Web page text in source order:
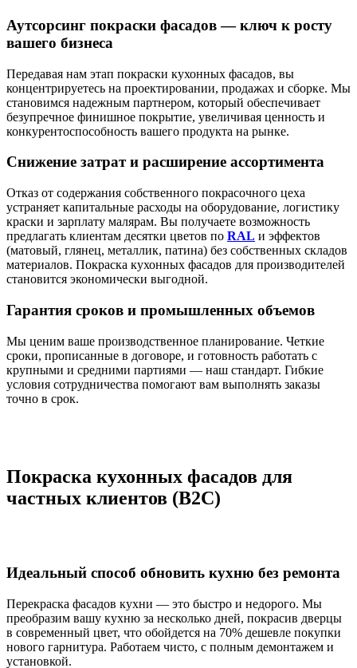
Аутсорсинг покраски фасадов — ключ к росту
вашего бизнеса
Передавая нам этап покраски кухонных фасадов, вы
концентрируетесь на проектировании, продажах и сборке. Мы
становимся надежным партнером, который обеспечивает
безупречное финишное покрытие, увеличивая ценность и
конкурентоспособность вашего продукта на рынке.
Снижение затрат и расширение ассортимента
Отказ от содержания собственного покрасочного цеха
устраняет капитальные расходы на оборудование, логистику
краски и зарплату малярам. Вы получаете возможность
предлагать клиентам десятки цветов по RAL и эффектов
(матовый, глянец, металлик, патина) без собственных складов
материалов. Покраска кухонных фасадов для производителей
становится экономически выгодной.
Гарантия сроков и промышленных объемов
Мы ценим ваше производственное планирование. Четкие
сроки, прописанные в договоре, и готовность работать с
крупными и средними партиями — наш стандарт. Гибкие
условия сотрудничества помогают вам выполнять заказы
точно в срок.
Покраска кухонных фасадов для
частных клиентов (B2C)
Идеальный способ обновить кухню без ремонта
Перекраска фасадов кухни — это быстро и недорого. Мы
преобразим вашу кухню за несколько дней, покрасив дверцы
в современный цвет, что обойдется на 70% дешевле покупки
нового гарнитура. Работаем чисто, с полным демонтажем и
установкой.